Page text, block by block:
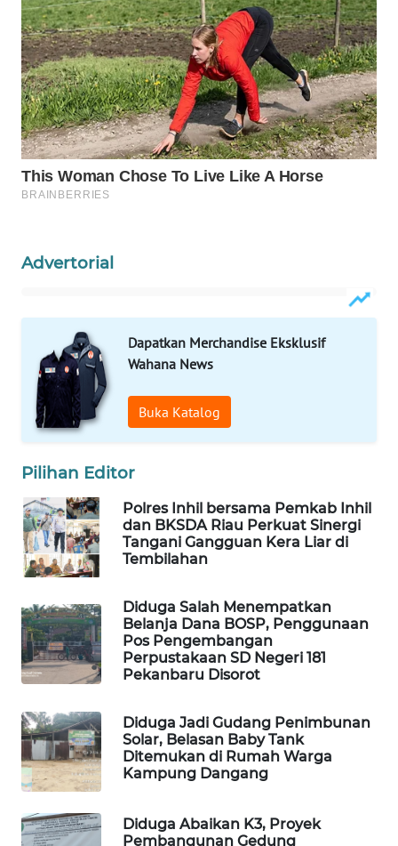
Advertorial
Dapatkan Merchandise Eksklusif
Wahana News
Buka Katalog
Pilihan Editor
Polres Inhil bersama Pemkab Inhil
dan BKSDA Riau Perkuat Sinergi
Tangani Gangguan Kera Liar di
Tembilahan
Diduga Salah Menempatkan
Belanja Dana BOSP, Penggunaan
Pos Pengembangan
Perpustakaan SD Negeri 181
Pekanbaru Disorot
Diduga Jadi Gudang Penimbunan
Solar, Belasan Baby Tank
Ditemukan di Rumah Warga
Kampung Dangang
Diduga Abaikan K3, Proyek
Pembangunan Gedung
PERSONA
WAHANA
OTOMOTIF
WAHANA
HEALTH
WAHANA
LAPAK
Network
KONSUMEN
LISTRIK
MASYARAKAT
WALINKI
ID
ID
MARTABAT
NET
PLN
WATCH
MKLI
LPKKI